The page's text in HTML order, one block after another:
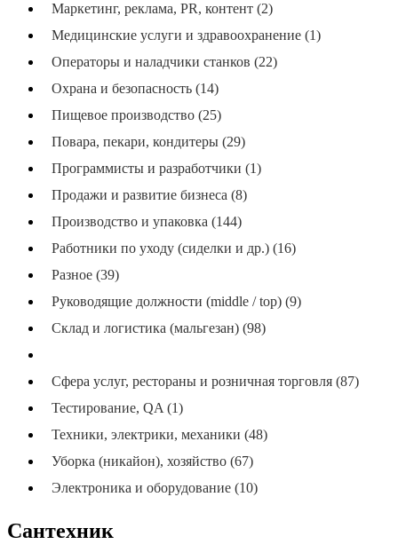
Маркетинг, реклама, PR, контент (2)
Медицинские услуги и здравоохранение (1)
Операторы и наладчики станков (22)
Охрана и безопасность (14)
Пищевое производство (25)
Повара, пекари, кондитеры (29)
Программисты и разработчики (1)
Продажи и развитие бизнеса (8)
Производство и упаковка (144)
Работники по уходу (сиделки и др.) (16)
Разное (39)
Руководящие должности (middle / top) (9)
Склад и логистика (мальгезан) (98)
Сфера услуг, рестораны и розничная торговля (87)
Тестирование, QA (1)
Техники, электрики, механики (48)
Уборка (никайон), хозяйство (67)
Электроника и оборудование (10)
Сантехник